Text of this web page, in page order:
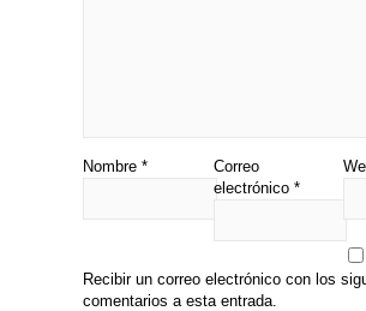
Nombre *
Correo
electrónico *
Recibir un correo electrónico con los
comentarios a esta entrada.